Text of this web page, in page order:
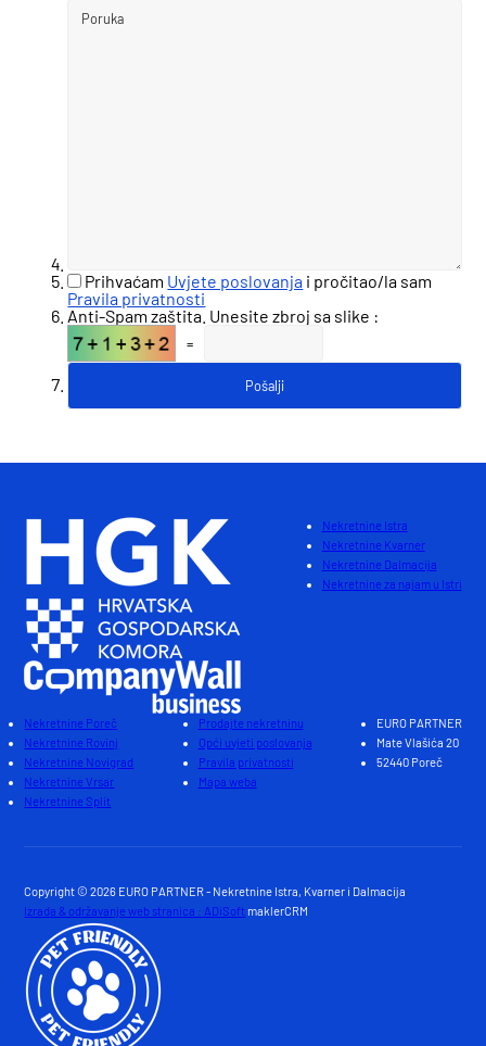
Prihvaćam Uvjete poslovanja i pročitao/la sam
Pravila privatnosti
Anti-Spam zaštita. Unesite zbroj sa slike :
=
Nekretnine Istra
Nekretnine Kvarner
Nekretnine Dalmacija
Nekretnine za najam u Istri
Nekretnine Poreč
Nekretnine Rovinj
Nekretnine Novigrad
Nekretnine Vrsar
Nekretnine Split
Prodajte nekretninu
Opći uvjeti poslovanja
Pravila privatnosti
Mapa weba
EURO PARTNER
Mate Vlašića 20
52440 Poreč
Copyright © 2026 EURO PARTNER - Nekretnine Istra, Kvarner i Dalmacija
Izrada & održavanje web stranica : ADiSoft maklerCRM